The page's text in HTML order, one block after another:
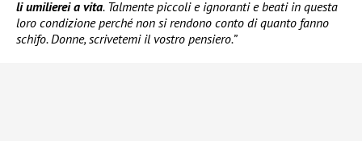
li umilierei a vita. Talmente piccoli e ignoranti e beati in questa
loro condizione perché non si rendono conto di quanto fanno
schifo. Donne, scrivetemi il vostro pensiero.”